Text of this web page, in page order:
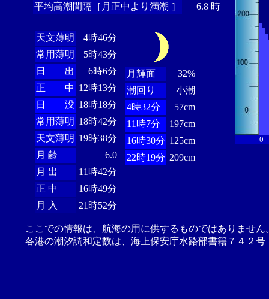
平均高潮間隔［月正中より満潮 ］
6.8 時
天文薄明
4時46分
常用薄明
5時43分
日 出
6時6分
正 中 12時13分
日 没 18時18分
常用薄明 18時42分
天文薄明 19時38分
月 齢
6.0
月 出
11時42分
正 中
16時49分
月 入
21時52分
月輝面
32%
潮回り
小潮
4時32分
57cm
11時7分
197cm
16時30分 125cm
22時19分 209cm
0
ここでの情報は、航海の用に供するものではありませ
各港の潮汐調和定数は、海上保安庁水路部書籍７４２